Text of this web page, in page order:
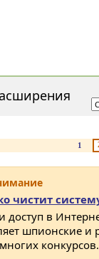
1
чистит
доступ в
шпионские